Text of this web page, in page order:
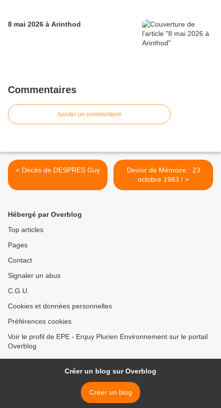
8 mai 2026 à Arinthod
Commentaires
Ajouter un commentaire
< Décès de DESPRES Guy
Devoir de Mémoire : 23
octobre 1983 ! >
Hébergé par Overblog
Top articles
Pages
Contact
Signaler un abus
C.G.U.
Cookies et données personnelles
Préférences cookies
Voir le profil de EPE - Erquy Plurien Environnement sur le portail
Overblog
Créer un blog sur Overblog
Créer un blog